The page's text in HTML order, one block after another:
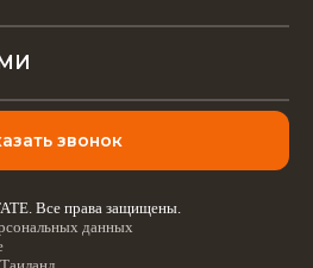
звонок
Все права защищены.
данных